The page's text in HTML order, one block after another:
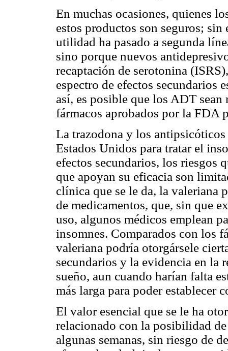
En muchas ocasiones, quienes
estos productos son seguros;
utilidad ha pasado a segunda
sino porque nuevos
recaptación de serotonina
espectro de efectos secundarios
así, es posible que los ADT
fármacos aprobados por la FDA
La trazodona y los
Estados Unidos para tratar el
efectos secundarios, los riesgos
que apoyan su eficacia son
clínica que se le da, la valeriana
de medicamentos, que, sin que
uso, algunos médicos emplean
insomnes. Comparados con los
valeriana podría otorgársele
secundarios y la evidencia en la
sueño, aun cuando harían falta
más larga para poder establecer
El valor esencial que se le ha
relacionado con la posibilidad
algunas semanas, sin riesgo de